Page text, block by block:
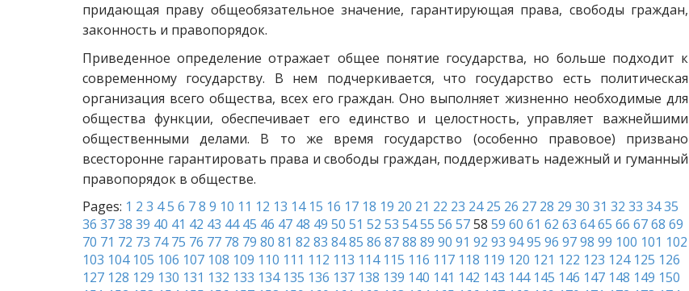
придающая праву общеобязательное значение, гарантирующая права, свободы граждан,
законность и правопорядок.
Приведенное определение отражает общее понятие государства, но больше подходит к
современному государству. В нем подчеркивается, что государство есть политическая
организация всего общества, всех его граждан. Оно выполняет жизненно необходимые для
общества функции, обеспечивает его единство и целостность, управляет важнейшими
общественными делами. В то же время государство (особенно правовое) призвано
всесторонне гарантировать права и свободы граждан, поддерживать надежный и гуманный
правопорядок в обществе.
Pages: 1 2 3 45 6 78 9 10 11 12 13 14 15 16 17 18 19 20 21 22 23 24 25 26 27 28 29 30 31 32 33 3435
36 3738 39 40 41 42 43 44 45 46 47 48 49 50 51 52 53 5455 56 5758 59 60 61 62 63 6465 66 6768 69
70 71 72 73 74 75 76 77 78 79 80 81 82 83 8485 86 8788 89 90 91 92 93 9495 96 9798 99 100 101 102
103 104 105 106 107 108 109 110 111 112 113 114 115 116 117 118 119 120 121 122 123 124 125 126
127 128 129 130 131 132 133 134 135 136 137 138 139 140 141 142 143 144 145 146 147 148 149 150